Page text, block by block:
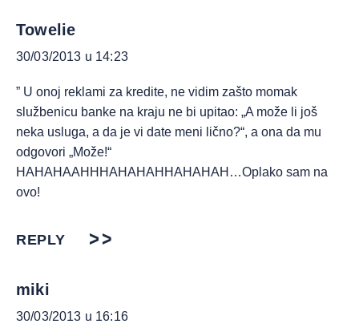
Towelie
30/03/2013 u 14:23
” U onoj reklami za kredite, ne vidim zašto momak
službenicu banke na kraju ne bi upitao: „A može li još
neka usluga, a da je vi date meni lično?“, a ona da mu
odgovori „Može!“
HAHAHAAHHHAHAHAHHAHAHAH…Oplako sam na
ovo!
REPLY
miki
30/03/2013 u 16:16